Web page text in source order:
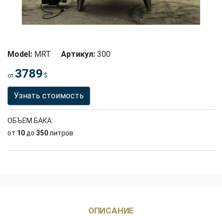
Model: MRT Артикул: 300
от 3789 $
Узнать стоимость
ОБЪЕМ БАКА:
от 10 до 350литров
ОПИСАНИЕ